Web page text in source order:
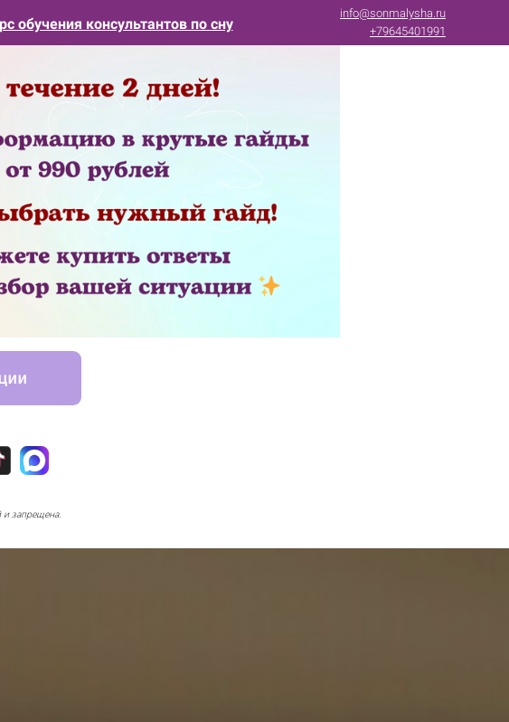
обучения консультантов по сну
info@sonmalysha.ru
+79645401991
и запрещена.